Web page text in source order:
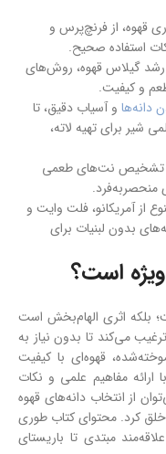
قهوه، از فرنچ‌پرس و
استفاده صحیح.
رشد گیلاس قهوه، روش‌های
و کیفیت.
دانه‌ها و آسیاب دقیق، تا
شیر برای تهیه لاته،
تشخیص نت‌های طعمی
منحصربه‌فرد.
از آمریکانو، فلت وایت و
بدون لبنیات برای
است؟
بلکه اثری الهام‌بخش است
می‌کند تا بدون نیاز به
قهوه‌ای با کیفیت
ارائه مفاهیم علمی و نکات
از انتخاب دانه‌های قهوه
کرد. محتوای کتاب طوری
مبتدی تا باریستای